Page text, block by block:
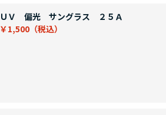
ＵＶ 偏光 サングラス ２５Ａ
￥1,500